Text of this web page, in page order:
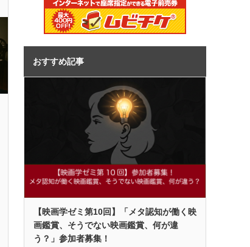
おすすめ記事
【映画学ゼミ第10回】「メタ認知が働く映
画鑑賞、そうでない映画鑑賞、何が違
う？」参加者募集！